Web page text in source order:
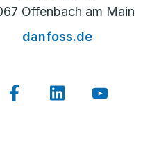
Offenbach am Main
danfoss.de